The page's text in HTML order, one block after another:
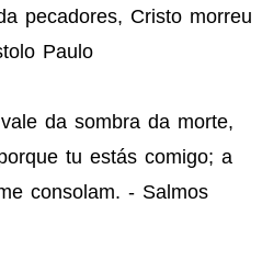
pecadores, Cristo morreu
Paulo
da sombra da morte,
tu estás comigo; a
consolam. - Salmos